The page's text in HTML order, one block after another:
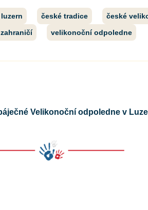
české tradice
české
velikonoční odpoledne
Velikonoční odpoledne v